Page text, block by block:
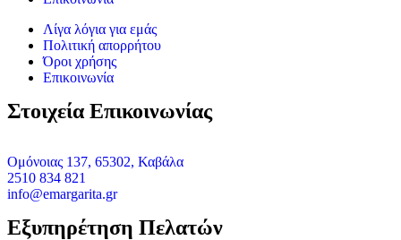
Λίγα λόγια για εμάς
Πολιτική απορρήτου
Όροι χρήσης
Επικοινωνία
Στοιχεία Επικοινωνίας
Ομόνοιας 137, 65302, Καβάλα
2510 834 821
info@emargarita.gr
Εξυπηρέτηση Πελατών